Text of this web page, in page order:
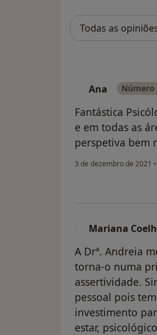
Ana
Fantástica
e em todas as
perspetiva bem
3 de dezembro de 2021 •
Mariana
A Drª. Andreia
torna-o numa
assertividade.
pessoal pois
investimento
estar,